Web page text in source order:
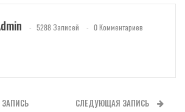
5288 Записей 0 Комментариев
СЛЕДУЮЩАЯ ЗАПИСЬ